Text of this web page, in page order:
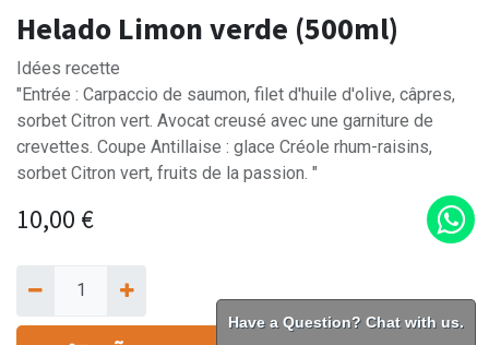
Helado Limon verde (500ml)
Idées recette
"Entrée : Carpaccio de saumon, filet d'huile d'olive, câpres,
sorbet Citron vert. Avocat creusé avec une garniture de
crevettes. Coupe Antillaise : glace Créole rhum-raisins,
sorbet Citron vert, fruits de la passion. "
10,00 €
Have a Question? Chat with us.